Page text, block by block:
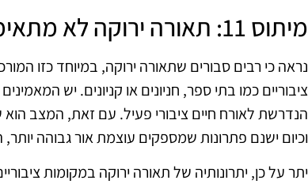
מיתוס 11: תאורה ירוקה לא מתאימה לשימוש במקומות ציבוריים
ציבוריים כמו בתי ספר, חניונים או קניונים. יש
הנדרשת לאורח חיים ציבורי פעיל. עם זאת, המצב
וכיום ישנם פתרונות שמספקים עוצמת אור גבוהה
יתר על כן, יתרונותיה של תאורה ירוקה במקומות